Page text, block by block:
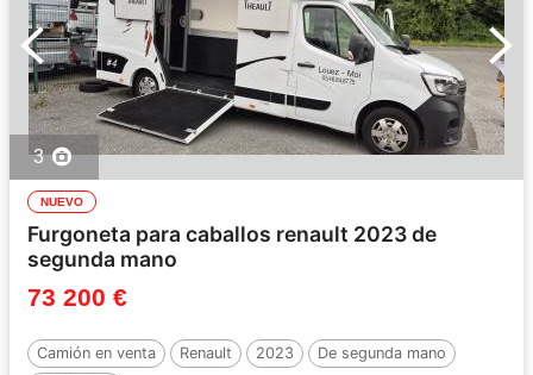
3
NUEVO
Furgoneta para caballos renault 2023 de
segunda mano
73 200 €
Camión en venta Renault 2023
De segunda mano